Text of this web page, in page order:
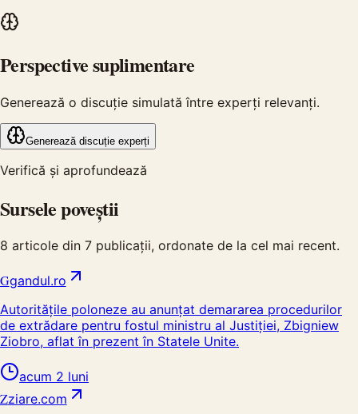
Perspective suplimentare
Generează o discuție simulată între experți relevanți.
Generează discuție experți
Verifică și aprofundează
Sursele poveștii
8 articole din 7 publicații, ordonate de la cel mai recent.
Ggandul.ro
Autoritățile poloneze au anunțat demararea procedurilor
de extrădare pentru fostul ministru al Justiției, Zbigniew
Ziobro, aflat în prezent în Statele Unite.
acum 2 luni
Zziare.com